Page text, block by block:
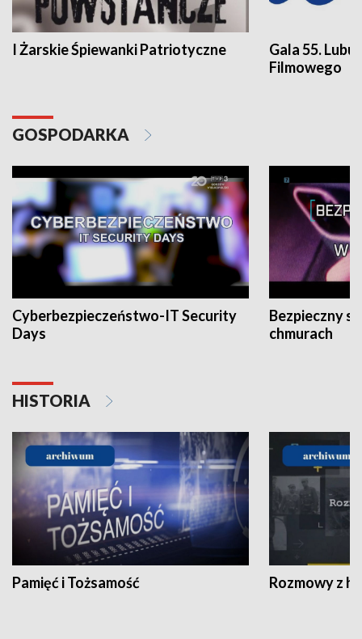
I Żarskie Śpiewanki Patriotyczne
Gala 55.
Filmowego
GOSPODARKA
Cyberbezpieczeństwo-IT Security
Days
Bezpieczny
chmurach
HISTORIA
Pamięć i Tożsamość Rozmowy z